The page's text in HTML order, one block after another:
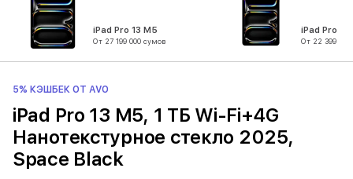
iPad Pro 13 M5
От 27 199 000 сумов
iPad Pro 11
От 22 399 000
5% КЭШБЕК ОТ AVO
iPad Pro 13 M5, 1 ТБ Wi-Fi+4G
Нанотекстурное стекло 2025,
Space Black